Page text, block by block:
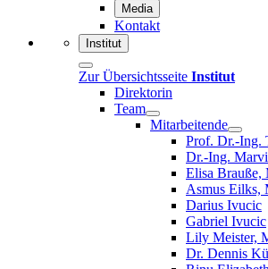
Media
Kontakt
Institut
Zur Übersichtsseite Institut
Direktorin
Team
Mitarbeitende
Prof. Dr.-Ing.
Dr.-Ing.
Elisa Brauße,
Asmus Eilks,
Darius Ivucic
Gabriel Ivucic
Lily Meister,
Dr. Dennis